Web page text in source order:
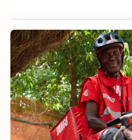
coursiers, et attend que
sonne. La suite est une
technologie et d’endurance.